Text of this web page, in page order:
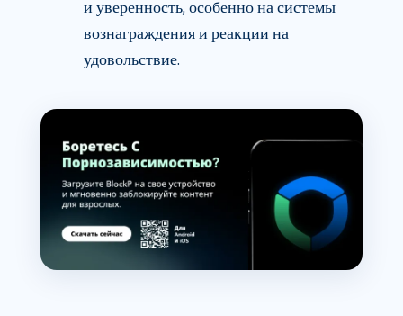
и уверенность, особенно на системы
вознаграждения и реакции на
удовольствие.